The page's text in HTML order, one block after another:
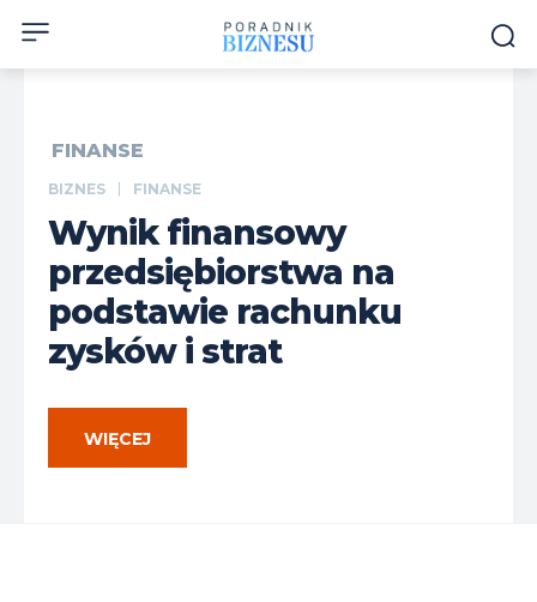
FINANSE
BIZNES FINANSE
Wynik finansowy
przedsiębiorstwa na
podstawie rachunku
zysków i strat
WIĘCEJ